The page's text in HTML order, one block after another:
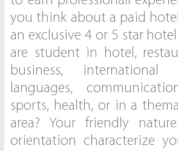
you think about a paid
an exclusive 4 or 5 star
are student in hotel,
business, international
languages,
sports, health, or in a
area? Your friendly
orientation characterize